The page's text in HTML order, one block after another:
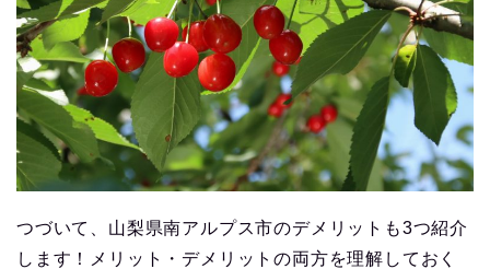
つづいて、山梨県南アルプス市のデメリットも3つ紹介
します！メリット・デメリットの両方を理解しておく